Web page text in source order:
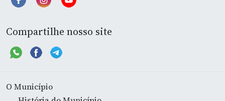
Compartilhe nosso site
O Município